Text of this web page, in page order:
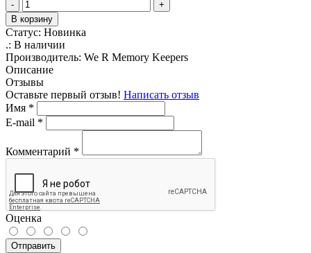
-
+
В корзину
Статус: Новинка
.: В наличии
Производитель: We R Memory Keepers
Описание
Отзывы
Оставьте первый отзыв! Написать отзыв
Имя *
E-mail *
Комментарий *
Оценка
Отправить